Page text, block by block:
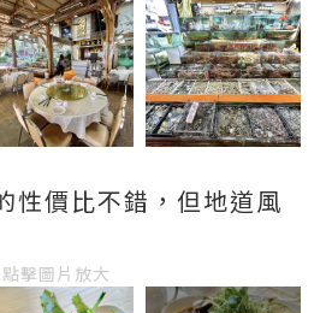
性價比不錯，但地道風
點擊圖片放大